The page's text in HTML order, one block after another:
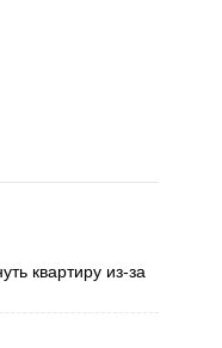
квартиру из-за